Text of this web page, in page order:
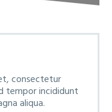
consectetur
tempor incididunt
aliqua.